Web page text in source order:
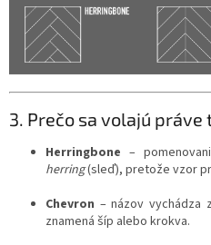
3. Prečo sa volajú práve
Herringbone –
herring(sleď), pretože vzor
Chevron – názov vychádza
znamená šíp alebo krokva.